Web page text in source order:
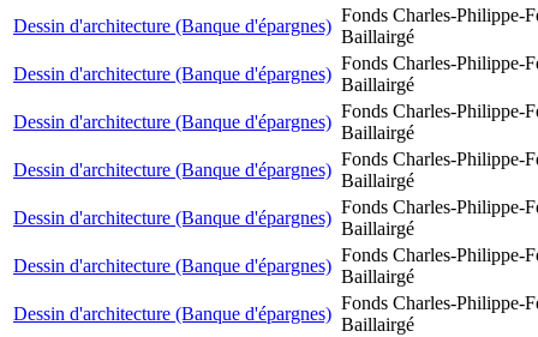
Dessin d'architecture (Banque d'épargnes)
Fonds Charles-Philippe-
Baillairgé
Dessin d'architecture (Banque d'épargnes)
Fonds Charles-Philippe-
Baillairgé
Dessin d'architecture (Banque d'épargnes)
Fonds Charles-Philippe-
Baillairgé
Dessin d'architecture (Banque d'épargnes)
Fonds Charles-Philippe-
Baillairgé
Dessin d'architecture (Banque d'épargnes)
Fonds Charles-Philippe-
Baillairgé
Dessin d'architecture (Banque d'épargnes)
Fonds Charles-Philippe-
Baillairgé
Dessin d'architecture (Banque d'épargnes)
Fonds Charles-Philippe-
Baillairgé